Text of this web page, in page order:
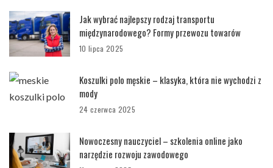
Jak wybrać najlepszy rodzaj transportu
międzynarodowego? Formy przewozu towarów
10 lipca 2025
Koszulki polo męskie – klasyka, która nie wychodzi z
mody
24 czerwca 2025
Nowoczesny nauczyciel – szkolenia online jako
narzędzie rozwoju zawodowego